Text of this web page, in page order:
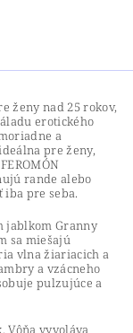
ženy nad 25 rokov,
erotického
a
pre ženy,
rande alebo
pre seba.
jablkom Granny
sa miešajú
vlna žiariacich a
a vzácneho
pulzujúce a
Vôňa vyvoláva